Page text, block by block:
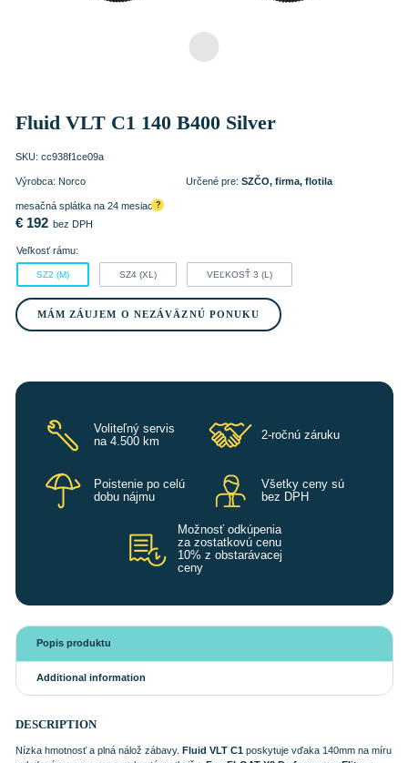
Fluid VLT C1 140 B400 Silver
SKU: cc938f1ce09a
Výrobca: Norco Určené pre: SZČO, firma, flotila
?
mesačná splátka na 24 mesiacov
€192 bez DPH
Veľkosť rámu:
SZ2 (M) SZ4 (XL) VEĽKOSŤ 3 (L)
MÁM ZÁUJEM O NEZÁVÄZNÚ PONUKU
Voliteľný servis
na 4.500 km
2-ročnú záruku
Poistenie po celú
dobu nájmu
Všetky ceny sú
bez DPH
Možnosť odkúpenia
za zostatkovú cenu
10% z obstarávacej
ceny
Popis produktu
Additional information
DESCRIPTION
Nízka hmotnosť a plná nálož zábavy. Fluid VLT C1poskytuje vďaka 140mm na míru